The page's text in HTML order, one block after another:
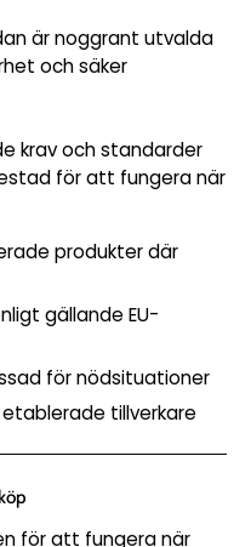
är noggrant utvalda
och säker
krav och standarder
för att fungera när
produkter där
gällande EU-
för nödsituationer
tillverkare
för att fungera när